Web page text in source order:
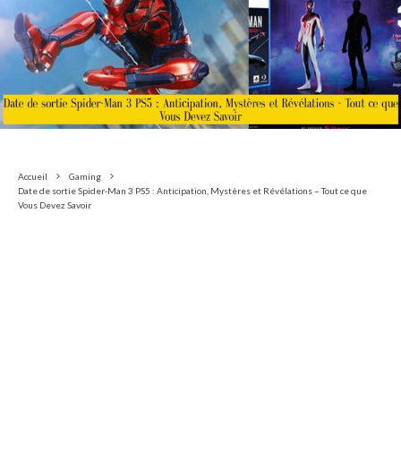
Accueil
Gaming
Date de sortie Spider-Man 3 PS5 : Anticipation, Mystères et Révélations – Tout ce que
Vous Devez Savoir